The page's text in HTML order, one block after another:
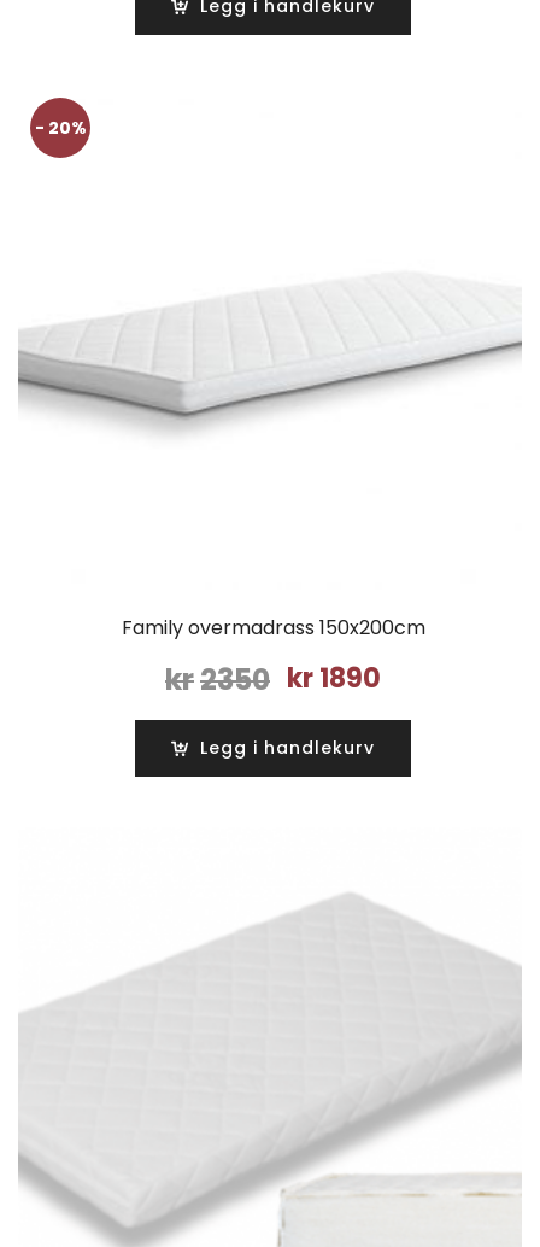
kr2390. kr1890.
Legg i handlekurv
- 20%
Family overmadrass 150x200cm
kr2350 Opprinnelig
var:
kr2350.
kr1890
kr1890.
Legg i handlekurv